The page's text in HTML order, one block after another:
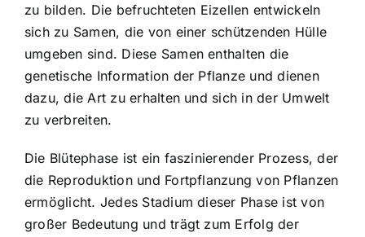
zu bilden. Die befruchteten Eizellen entwickeln
sich zu Samen, die von einer schützenden Hülle
umgeben sind. Diese Samen enthalten die
genetische Information der Pflanze und dienen
dazu, die Art zu erhalten und sich in der Umwelt
zu verbreiten.
Die Blütephase ist ein faszinierender Prozess, der
die Reproduktion und Fortpflanzung von Pflanzen
ermöglicht. Jedes Stadium dieser Phase ist von
großer Bedeutung und trägt zum Erfolg der